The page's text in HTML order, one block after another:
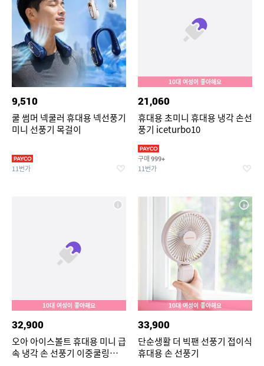
9,510
쿨 썸머 넥쿨러 휴대용 넥선풍기
미니 선풍기 목걸이
11번가
10대 여성이 좋아해요
21,060
휴대용 초미니 휴대용 냉각 손선
풍기 iceturbo10
구매 999+
11번가
10대 여성이 좋아해요
32,900
오아 아이스볼트 휴대용 미니 급
속 냉각 손 선풍기 이중쿨링
10대 여성이 좋아해요
33,900
단순생활 더 빅팬 선풍기 접이식
휴대용 손 선풍기